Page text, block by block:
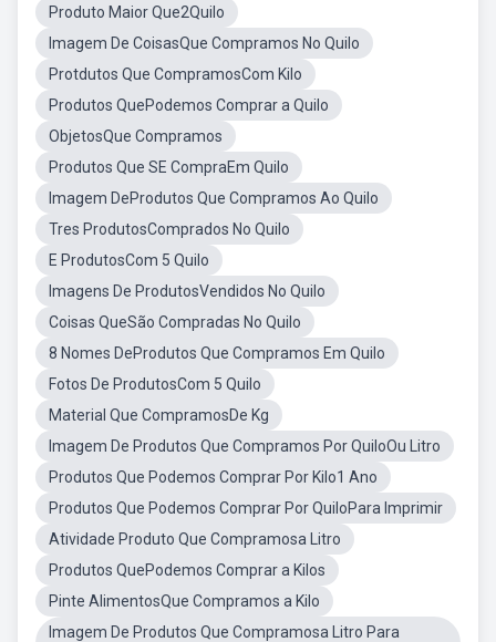
Produto Maior Que2Quilo
Imagem De CoisasQue Compramos No Quilo
Protdutos Que CompramosCom Kilo
Produtos QuePodemos Comprar a Quilo
ObjetosQue Compramos
Produtos Que SE CompraEm Quilo
Imagem DeProdutos Que Compramos Ao Quilo
Tres ProdutosComprados No Quilo
E ProdutosCom 5 Quilo
Imagens De ProdutosVendidos No Quilo
Coisas QueSão Compradas No Quilo
8 Nomes DeProdutos Que Compramos Em Quilo
Fotos De ProdutosCom 5 Quilo
Material Que CompramosDe Kg
Imagem De Produtos Que Compramos Por QuiloOu Litro
Produtos Que Podemos Comprar Por Kilo1 Ano
Produtos Que Podemos Comprar Por QuiloPara Imprimir
Atividade Produto Que Compramosa Litro
Produtos QuePodemos Comprar a Kilos
Pinte AlimentosQue Compramos a Kilo
Imagem De Produtos Que Compramosa Litro Para